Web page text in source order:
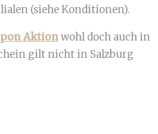
(siehe Konditionen).
Aktionwohl doch auch in
gilt nicht in Salzburg